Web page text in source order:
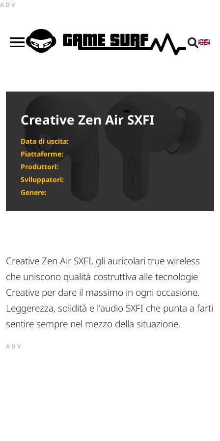
ADV
Creative Zen Air SXFI
Data di uscita:
Piattaforme:
Produttori:
Sviluppatori:
Genere:
Creative Zen Air SXFI, gli auricolari true wireless
che uniscono qualità costruttiva alle tecnologie
Creative per dare il massimo in ogni occasione.
Leggerezza, solidità e l'audio SXFI che punta a farti
sentire sempre nel mezzo della situazione.
ADV